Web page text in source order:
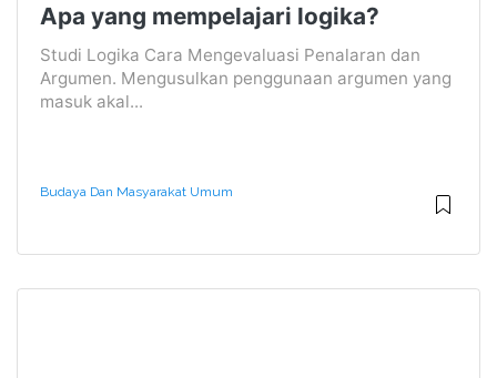
Apa yang mempelajari logika?
Studi Logika Cara Mengevaluasi Penalaran dan
Argumen. Mengusulkan penggunaan argumen yang
masuk akal...
Budaya Dan Masyarakat Umum